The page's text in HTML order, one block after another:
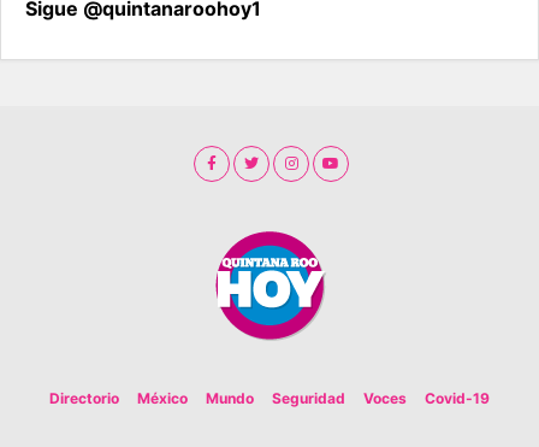
Sigue @quintanaroohoy1
Directorio México Mundo Seguridad Voces Covid-19